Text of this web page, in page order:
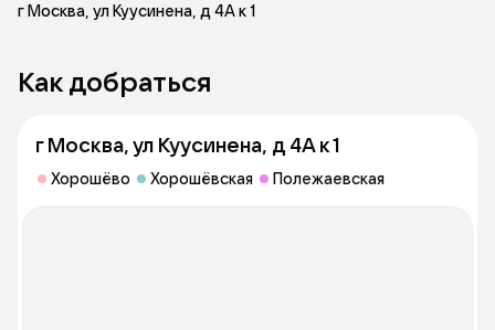
Источник: restmeat.ru
г Москва, ул Куусинена, д 4А к 1
Как добраться
г Москва, ул Куусинена, д 4А к 1
Хорошёво Хорошёвская Полежаевская